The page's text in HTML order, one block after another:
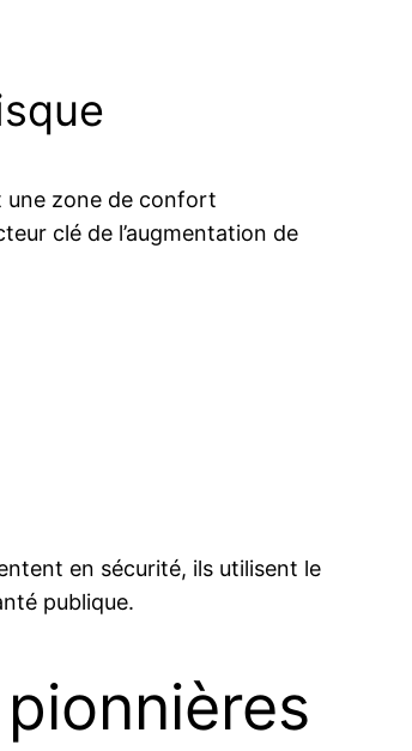
une zone de confort
clé de l’augmentation de
en sécurité, ils utilisent le
publique.